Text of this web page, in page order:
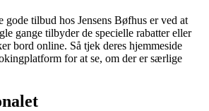
gode tilbud hos Jensens Bøfhus er ved at
gange tilbyder de specielle rabatter eller
bord online. Så tjek deres hjemmeside
for at se, om der er særlige